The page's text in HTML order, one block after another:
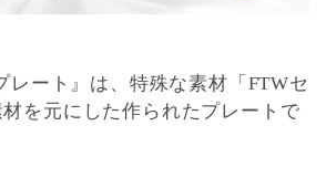
レート』は、特殊な素材「FTWセ
を元にした作られたプレートで